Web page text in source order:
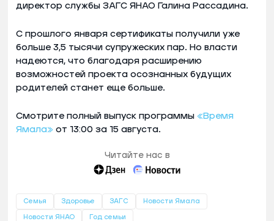
директор службы ЗАГС ЯНАО Галина Рассадина.
С прошлого января сертификаты получили уже
больше 3,5 тысячи супружеских пар. Но власти
надеются, что благодаря расширению
возможностей проекта осознанных будущих
родителей станет еще больше.
Смотрите полный выпуск программы «Время
Ямала» от 13:00 за 15 августа.
Читайте нас в
Семья Здоровье ЗАГС Новости Ямала
Новости ЯНАО Год семьи